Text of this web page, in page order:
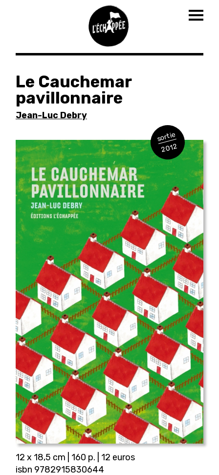
Aller
contenu
principal
Le Cauchemar
pavillonnaire
Jean-Luc Debry
sortie
2012
12 x 18,5 cm | 160 p. | 12 euros
isbn 9782915830644